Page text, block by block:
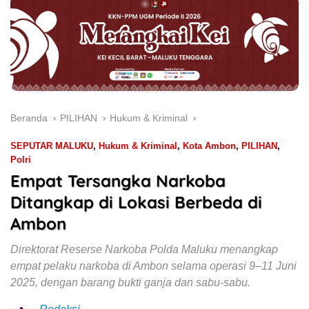
Beranda PILIHAN Hukum & Kriminal
SEPUTAR MALUKU, Hukum & Kriminal , Kota Ambon, PILIHAN,
Polri
Empat Tersangka Narkoba
Ditangkap di Lokasi Berbeda di
Ambon
Direktorat Reserse Narkoba Polda Maluku menangkap
empat pelaku narkoba di Ambon selama operasi 9–11 Juni
2025, dengan barang bukti ganja dan sabu-sabu.